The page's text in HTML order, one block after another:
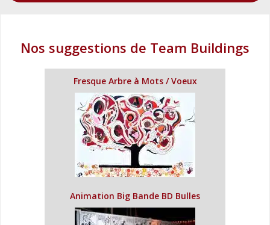
Nos suggestions de Team Buildings
Fresque Arbre à Mots / Voeux
Animation Big Bande BD Bulles